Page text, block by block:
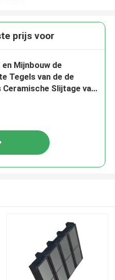
prijs voor
en Mijnbouw de
Tegels van de de
Ceramische Slijtage van